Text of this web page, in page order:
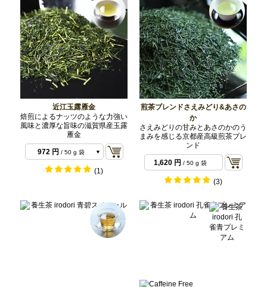
近江玉露雁金
焙煎によるナッツのような力強い
風味と濃厚な旨味の滋賀県産玉露
雁金
972 円 / 50 g 袋
1,944 円/ 100 g 袋 (1)
煎茶ブレンドさえみどり&あさの
か
さえみどりの甘みとあさのかのう
まみを感じる京都産高級煎茶ブレ
ンド
1,620 円 / 50 g 袋
(3)